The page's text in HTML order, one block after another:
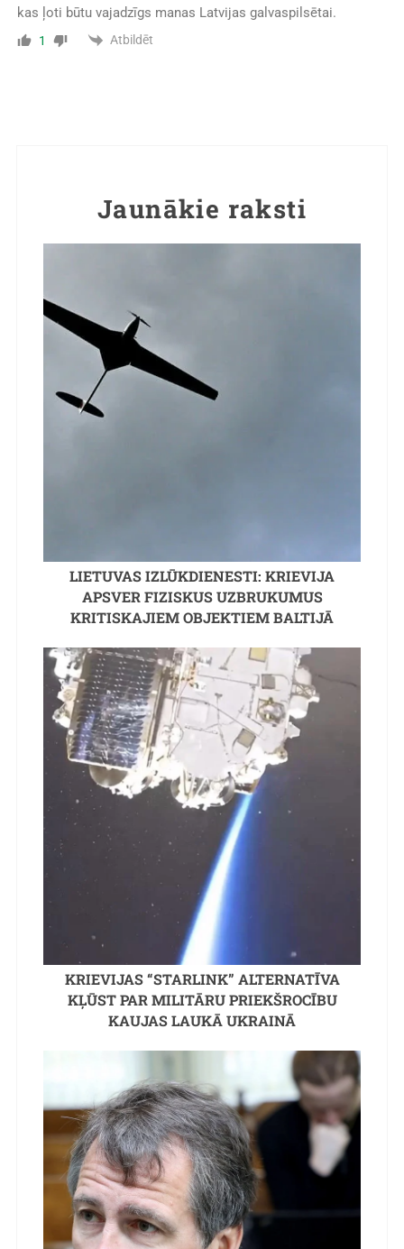
kas ļoti būtu vajadzīgs manas Latvijas galvaspilsētai.
1 Atbildēt
Jaunākie raksti
LIETUVAS IZLŪKDIENESTI: KRIEVIJA
APSVER FIZISKUS UZBRUKUMUS
KRITISKAJIEM OBJEKTIEM BALTIJĀ
KRIEVIJAS “STARLINK” ALTERNATĪVA
KĻŪST PAR MILITĀRU PRIEKŠROCĪBU
KAUJAS LAUKĀ UKRAINĀ